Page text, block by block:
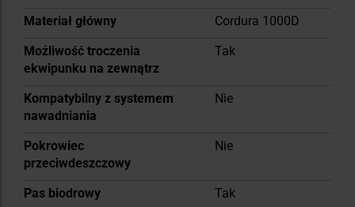
Materiał główny
Cordura 1000D
Możliwość troczenia
ekwipunku na zewnątrz
Tak
Kompatybilny z systemem
nawadniania
Nie
Pokrowiec
przeciwdeszczowy
Nie
Pas biodrowy Tak